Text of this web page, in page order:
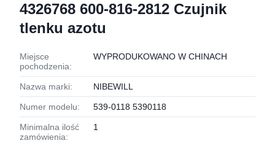
4326768 600-816-2812 Czujnik
tlenku azotu
Miejsce
pochodzenia:
WYPRODUKOWANO W CHINACH
Nazwa marki: NIBEWILL
Numer modelu: 539-0118 5390118
Minimalna ilość
zamówienia:
1